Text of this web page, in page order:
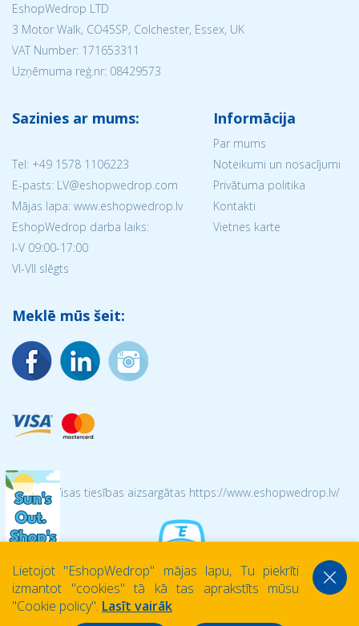
EshopWedrop LTD
3 Motor Walk, CO45SP, Colchester, Essex, UK
VAT Number: 171653311
Uzņēmuma reģ.nr: 08429573
Sazinies ar mums:
Tel: +49 1578 1106223
E-pasts: LV@eshopwedrop.com
Mājas lapa: www.eshopwedrop.lv
EshopWedrop darba laiks:
I-V 09:00-17:00
VI-VII slēgts
Informācija
Par mums
Noteikumi un nosacījumi
Privātuma politika
Kontakti
Vietnes karte
Meklē mūs šeit:
© 2026 Visas tiesības aizsargātas https://www.eshopwedrop.lv/
Lietojot ''EshopWedrop'' mājas lapu, Tu piekrīti
izmantot ''cookies'' tā kā tas aprakstīts mūsu
''Cookie policy''. Lasīt vairāk